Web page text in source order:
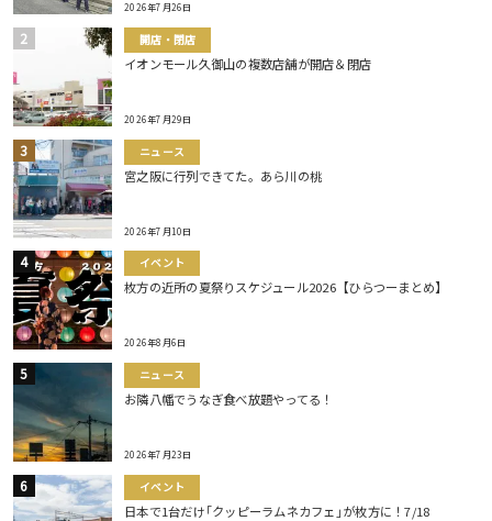
2026年7月26日
開店・閉店
イオンモール久御山の複数店舗が開店＆閉店
2026年7月29日
ニュース
宮之阪に行列できてた。あら川の桃
2026年7月10日
イベント
枚方の近所の夏祭りスケジュール2026【ひらつーまとめ】
2026年8月6日
ニュース
お隣八幡でうなぎ食べ放題やってる！
2026年7月23日
イベント
日本で1台だけ｢クッピーラムネカフェ｣が枚方に！7/18